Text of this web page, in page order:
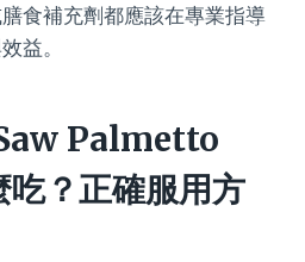
食補充劑都應該在專業指導
益。
Palmetto
？正確服用方